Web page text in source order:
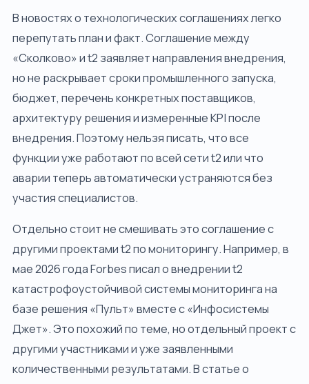
В новостях о технологических соглашениях легко
перепутать план и факт. Соглашение между
«Сколково» и t2 заявляет направления внедрения,
но не раскрывает сроки промышленного запуска,
бюджет, перечень конкретных поставщиков,
архитектуру решения и измеренные KPI после
внедрения. Поэтому нельзя писать, что все
функции уже работают по всей сети t2 или что
аварии теперь автоматически устраняются без
участия специалистов.
Отдельно стоит не смешивать это соглашение с
другими проектами t2 по мониторингу. Например, в
мае 2026 года Forbes писал о внедрении t2
катастрофоустойчивой системы мониторинга на
базе решения «Пульт» вместе с «Инфосистемы
Джет». Это похожий по теме, но отдельный проект с
другими участниками и уже заявленными
количественными результатами. В статье о